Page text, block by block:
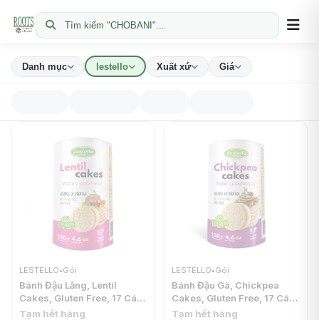
Tìm kiếm "CHOBANI"...
Danh mục lestello Xuất xứ Giá
LESTELLO•Gói
Bánh Đậu Lăng, Lentil
Cakes, Gluten Free, 17 Cái,
4.6 oz (130g) - LESTELLO
Tạm hết hàng
LESTELLO•Gói
Bánh Đậu Gà, Chickpea
Cakes, Gluten Free, 17 Cái,
4.6 oz (130g) - LESTELLO
Tạm hết hàng